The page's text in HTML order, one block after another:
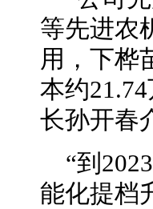
等先进农
用，下桦
本约
长孙开春
“到
能化提档